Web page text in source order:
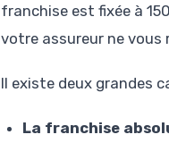
franchise est fixée à
votre assureur ne vous
Il existe deux grandes
La franchise